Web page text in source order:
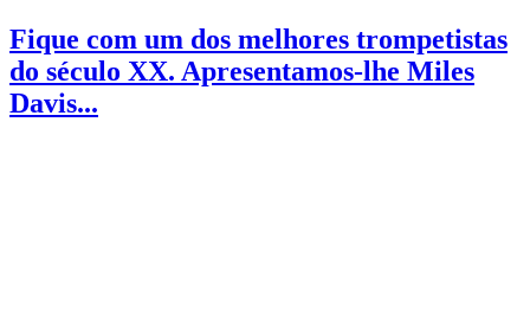
Fique com um dos melhores trompetistas
do século XX. Apresentamos-lhe Miles
Davis...